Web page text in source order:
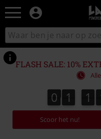
Zoek
in
catalogus
FLASH SALE: 10%
0
0 1
1 1
1
Scoor het nu!